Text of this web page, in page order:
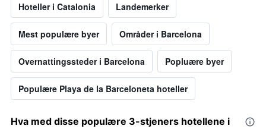
Hoteller i Catalonia Landemerker
Mest populære byer Områder i Barcelona
Overnattingssteder i Barcelona Popluære byer
Populære Playa de la Barceloneta hoteller
Hva med disse populære 3-stjeners hotellene i